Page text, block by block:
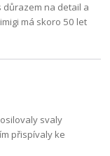
důrazem na detail a
má skoro 50 let
svaly
přispívaly ke